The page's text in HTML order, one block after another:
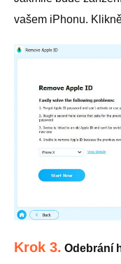
vašem iPhonu.
Krok 3. Odebrání